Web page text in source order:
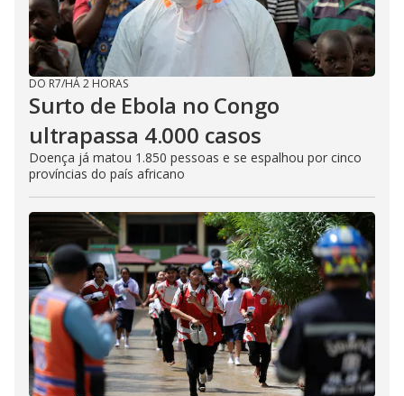
DO R7/HÁ 2 HORAS
Surto de Ebola no Congo
ultrapassa 4.000 casos
Doença já matou 1.850 pessoas e se espalhou por cinco
províncias do país africano